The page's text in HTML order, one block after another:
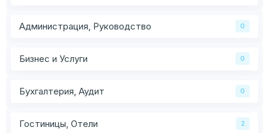
Администрация, Руководство 0
Бизнес и Услуги 0
Бухгалтерия, Аудит 0
Гостиницы, Отели 2